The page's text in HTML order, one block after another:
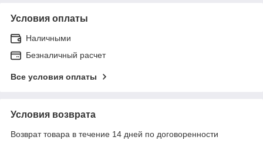
Условия оплаты
Наличными
Безналичный расчет
Все условия оплаты
Условия возврата
Возврат товара в течение 14 дней по договоренности